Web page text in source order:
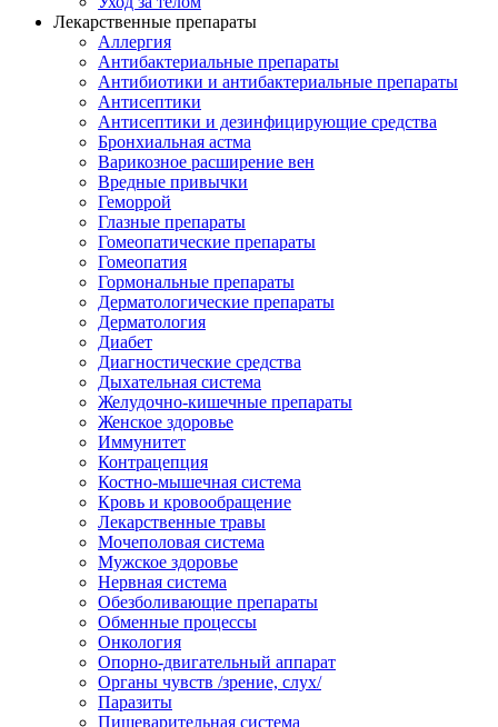
Лекарственные препараты
Аллергия
Антибактериальные препараты
Антибиотики и антибактериальные препараты
Антисептики
Антисептики и дезинфицирующие средства
Бронхиальная астма
Варикозное расширение вен
Вредные привычки
Геморрой
Глазные препараты
Гомеопатические препараты
Гомеопатия
Гормональные препараты
Дерматологические препараты
Дерматология
Диабет
Диагностические средства
Дыхательная система
Желудочно-кишечные препараты
Женское здоровье
Иммунитет
Контрацепция
Костно-мышечная система
Кровь и кровообращение
Лекарственные травы
Мочеполовая система
Мужское здоровье
Нервная система
Обезболивающие препараты
Обменные процессы
Онкология
Опорно-двигательный аппарат
Органы чувств /зрение, слух/
Паразиты
Пищеварительная система